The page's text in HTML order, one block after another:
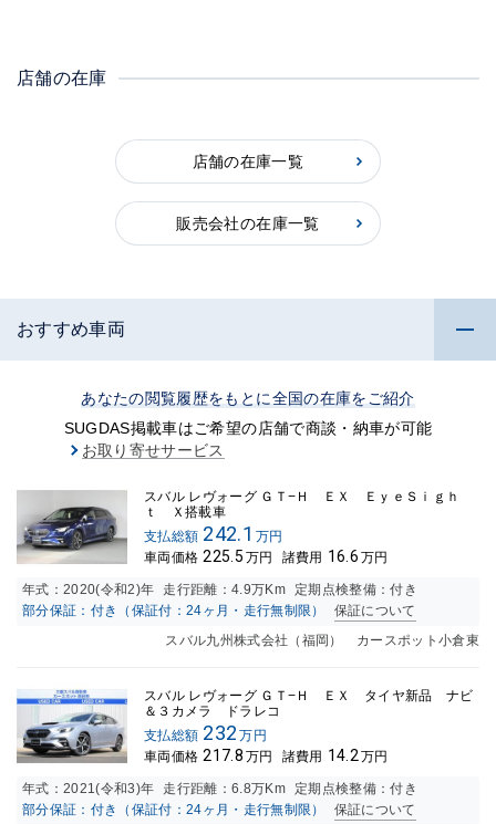
店舗の在庫
店舗の在庫一覧
販売会社の在庫一覧
おすすめ車両
あなたの閲覧履歴をもとに全国の在庫をご紹介
SUGDAS掲載車はご希望の店舗で商談・納車が可能
お取り寄せサービス
スバル レヴォーグ ＧＴ−Ｈ ＥＸ ＥｙｅＳｉｇｈ
ｔ Ｘ搭載車
支払総額 242.1 万円
車両価格 225.5 万円 諸費用 16.6 万円
年式：2020(令和2)年 走行距離：4.9万Km
定期点検整備：付き
部分保証：付き（保証付：24ヶ月・走行無制限）
保証について
スバル九州株式会社（福岡） カースポット小倉東
スバル レヴォーグ ＧＴ−Ｈ ＥＸ タイヤ新品 ナビ
＆３カメラ ドラレコ
支払総額 232 万円
車両価格 217.8 万円 諸費用 14.2万円
年式：2021(令和3)年 走行距離：6.8万Km
定期点検整備：付き
部分保証：付き（保証付：24ヶ月・走行無制限）
保証について